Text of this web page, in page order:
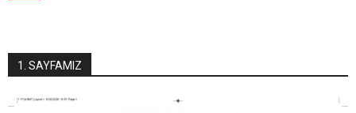
1. SAYFAMIZ